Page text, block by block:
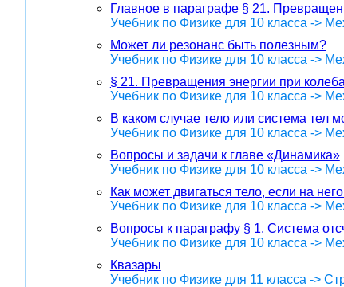
Главное в параграфе § 21.
Учебник по Физике для 10 класса ->
Может ли резонанс быть полезным?
Учебник по Физике для 10 класса ->
§ 21. Превращения энергии при
Учебник по Физике для 10 класса ->
В каком случае тело или система тел
Учебник по Физике для 10 класса ->
Вопросы и задачи к главе «Динамика»
Учебник по Физике для 10 класса ->
Как может двигаться тело, если на
Учебник по Физике для 10 класса ->
Вопросы к параграфу § 1. Система
Учебник по Физике для 10 класса ->
Квазары
Учебник по Физике для 11 класса ->